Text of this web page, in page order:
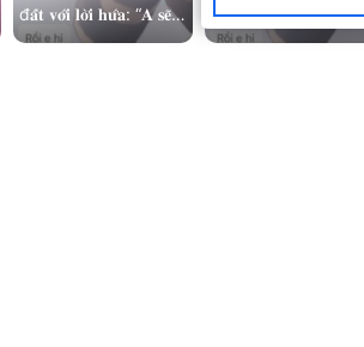
đ𝐚̂́𝐭 𝐯𝐨̛́𝐢 𝐥𝐨̛̀𝐢 𝐡𝐮̛́𝐚: “𝐀 𝐬𝐞̃
𝐠𝐢𝐚𝐨 đ𝐨̣̂𝐜 𝐪𝐮𝐲𝐞̂̀𝐧 𝐜𝐡𝐨 𝐞
đ𝐚̂́𝐭 𝐯𝐨̛́𝐢 𝐥𝐨̛̀𝐢 𝐡𝐮̛́𝐚: “𝐀 𝐬𝐞̃
𝐠𝐢𝐚𝐨 đ𝐨̣̂𝐜 𝐪𝐮𝐲𝐞̂̀𝐧 𝐜𝐡𝐨 𝐞